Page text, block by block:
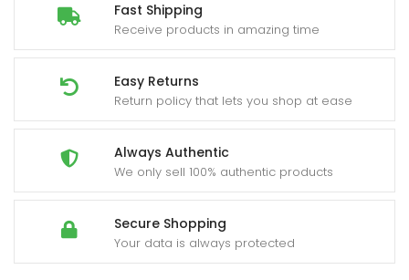
Fast Shipping
Receive products in amazing time
Easy Returns
Return policy that lets you shop at ease
Always Authentic
We only sell 100% authentic products
Secure Shopping
Your data is always protected